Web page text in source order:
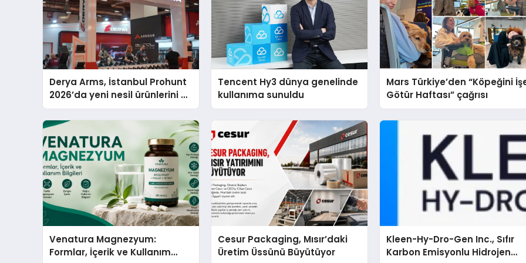
Derya Arms, İstanbul Prohunt
2026’da yeni nesil ürünlerini ve
global marka vizyonunu
sergiledi
Tencent Hy3 dünya genelinde
kullanıma sunuldu
Mars Türkiye’den “Köpeğini
Götür Haftası” çağrısı
Venatura Magnezyum:
Formlar, İçerik ve Kullanım
Cesur Packaging, Mısır’daki
Üretim Üssünü Büyütüyor
Kleen-Hy-Dro-Gen Inc., Sıfır
Karbon Emisyonlu Hidrojen